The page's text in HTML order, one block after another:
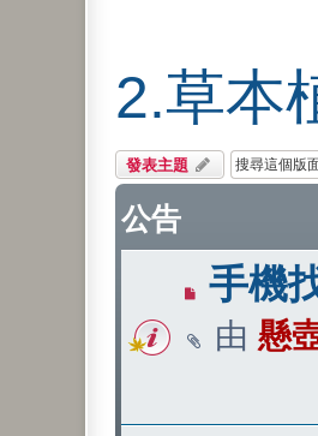
2.草本
發表主題
公告
手機
由 懸